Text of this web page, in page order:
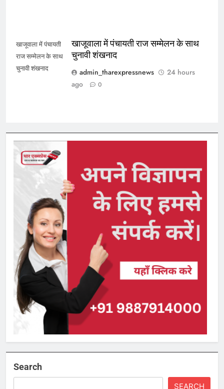
खाजूवाला में पंचायती
राज सम्मेलन के साथ
चुनावी शंखनाद
खाजूवाला में पंचायती राज सम्मेलन के साथ
चुनावी शंखनाद
admin_tharexpressnews
24 hours
ago
0
Search
SEARCH